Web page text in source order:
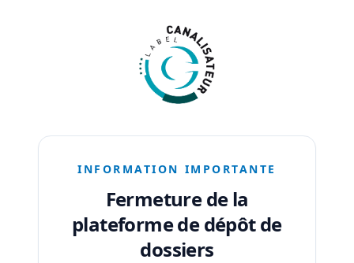
INFORMATION IMPORTANTE
Fermeture de la
plateforme de dépôt de
dossiers